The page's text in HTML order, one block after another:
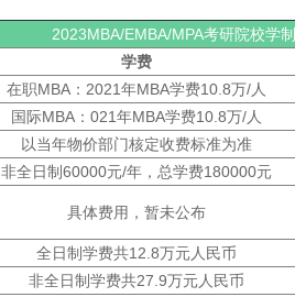
2023MBA/EMBA/MPA考研院校学
学费
在职MBA：2021年MBA学费10.8万/人
国际MBA：021年MBA学费10.8万/人
以当年物价部门核定收费标准为准
非全日制60000元/年，总学费180000元
具体费用，暂未公布
全日制学费共12.8万元人民币
非全日制学费共27.9万元人民币